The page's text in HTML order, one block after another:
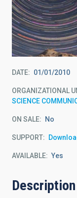
DATE 01/01/2010
ORGANIZATIONAL
SCIENCE
ON SALE No
SUPPORT
AVAILABLE Yes
Description